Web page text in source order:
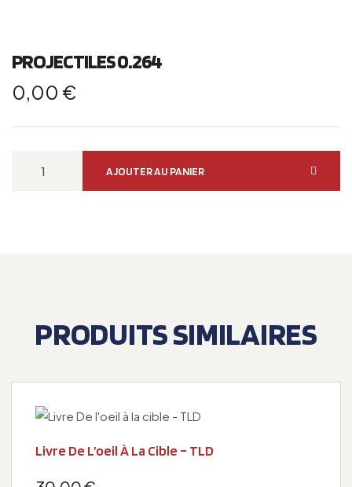
PROJECTILES 0.264
0,00 €
AJOUTER AU PANIER
PRODUITS SIMILAIRES
Livre De L’oeil À La Cible – TLD